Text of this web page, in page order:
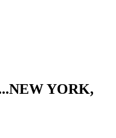
YORK,